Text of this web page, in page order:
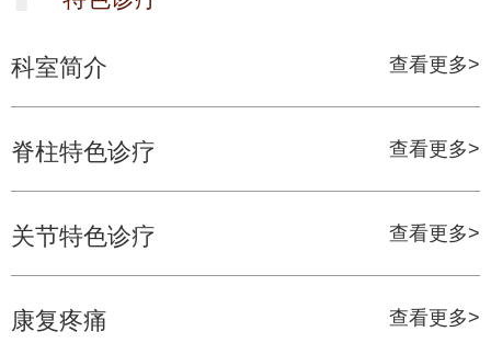
科室简介 查看更多>
脊柱特色诊疗 查看更多>
关节特色诊疗 查看更多>
康复疼痛 查看更多>